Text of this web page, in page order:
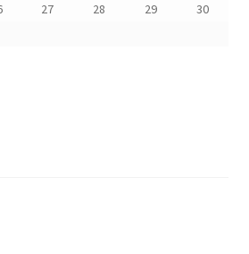
in Neue Zürcher Zeitung
Künstlerkolonie
27 28 29
30